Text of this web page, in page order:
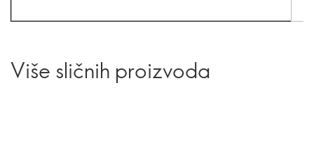
Više sličnih proizvoda